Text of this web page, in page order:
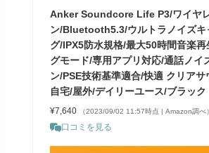
Anker Soundcore Life P3/ワイヤ
ン/Bluetooth5.3/ウルトラノイズキ
グ/IPX5防水規格/最大50時間音楽再
グモード/専用アプリ対応/通話ノイ
ン/PSE技術基準適合/快適 クリアサ
自宅/屋外/デイリーユース/ブラック
¥7,640 （2023/09/02 11:57時点 | Amazon調べ）
口コミを見る